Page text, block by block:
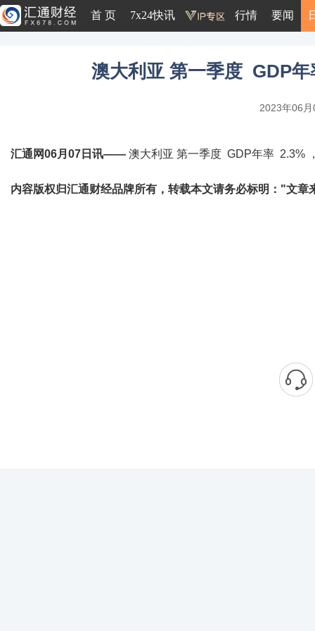
首 页 7x24快讯 行情 要闻
澳大利亚 第一季度 GDP
2023年06
汇通网06月07日讯—— 澳大利亚 第一季度 GDP年率 2.3%
内容版权归汇通财经品牌所有，转载本文请务必标明："文章